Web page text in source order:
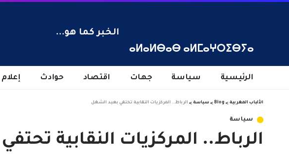
ⴰⵍⴰⵍⴱⴰⴱ ⴰⵍⵎⴰⵖⵔⵉⴱⵢⴰ
الخبر كما هو...
الرئيسية سياسة جهات اقتصاد حوادث إعلام
الألباب المغربية >
Blog
> سياسة > الرباط.. المركزيات النقابية تحتفي بعيد الشغل
سياسة
الرباط.. المركزيات النقابية